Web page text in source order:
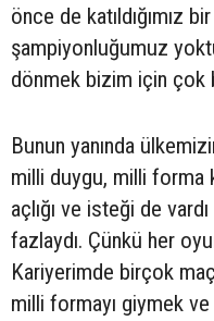
önce de katıldığımız
şampiyonluğumuz
dönmek bizim için çok
Bunun yanında
milli duygu, milli forma
açlığı ve isteği de
fazlaydı. Çünkü her
Kariyerimde birçok
milli formayı giymek